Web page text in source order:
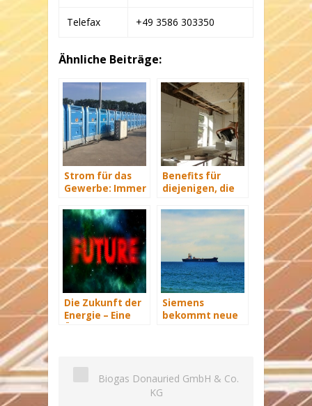
Telefax +49 3586 303350
Ähnliche Beiträge:
Strom für das
Gewerbe: Immer
versorgt
Benefits für
diejenigen, die
sanieren
Die Zukunft der
Energie – Eine
Siemens
bekommt neue
Biogas Donauried GmbH & Co.
KG